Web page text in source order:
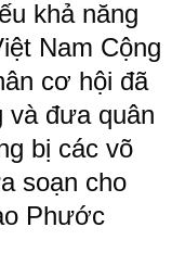
khả năng
Nam Cộng
cơ hội đã
và đưa quân
bị các võ
soạn cho
Phước